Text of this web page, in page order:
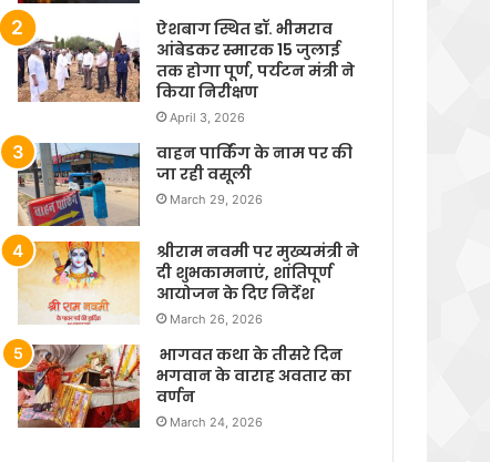
ऐशबाग स्थित डॉ. भीमराव
आंबेडकर स्मारक 15 जुलाई
तक होगा पूर्ण, पर्यटन मंत्री ने
किया निरीक्षण
April 3, 2026
वाहन पार्किंग के नाम पर की
जा रही वसूली
March 29, 2026
श्रीराम नवमी पर मुख्यमंत्री ने
दी शुभकामनाएं, शांतिपूर्ण
आयोजन के दिए निर्देश
March 26, 2026
भागवत कथा के तीसरे दिन
भगवान के वाराह अवतार का
वर्णन
March 24, 2026